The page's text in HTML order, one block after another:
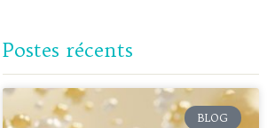
Postes récents
BLOG